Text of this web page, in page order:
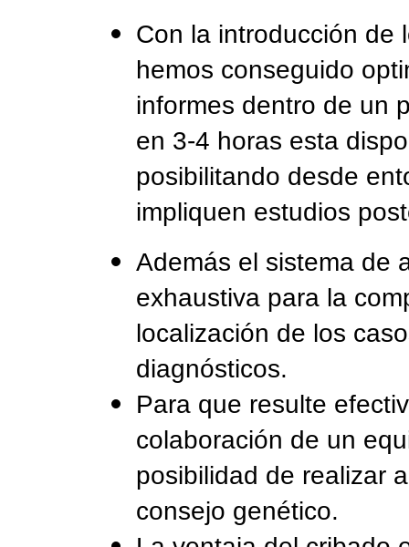
Con la introducción de
hemos conseguido
informes dentro de un
en 3-4 horas esta
posibilitando desde
impliquen estudios
Además el sistema de
exhaustiva para la
localización de los
diagnósticos.
Para que resulte
colaboración de un
posibilidad de realizar
consejo genético.